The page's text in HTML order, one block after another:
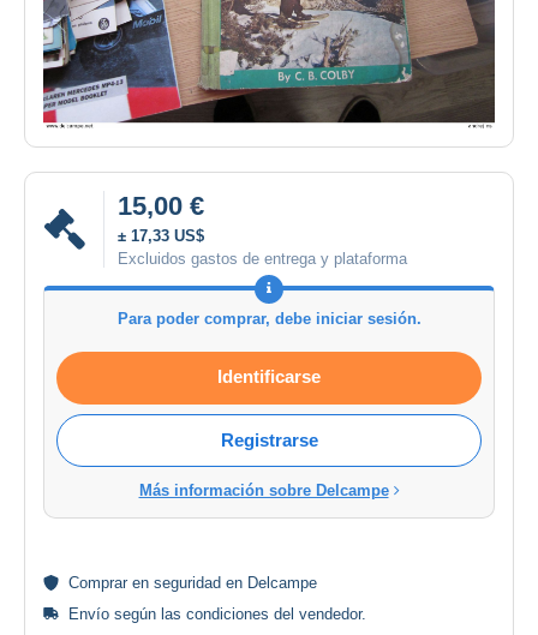
15,00 €
± 17,33 US$
Excluidos gastos de entrega y plataforma
Para poder comprar, debe iniciar sesión.
Identificarse
Registrarse
Más información sobre Delcampe
Comprar en seguridad en Delcampe
Envío según las condiciones del vendedor.